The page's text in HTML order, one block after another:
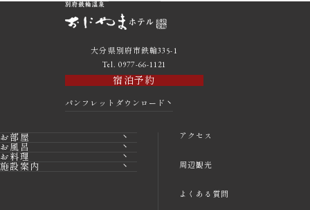
大分県別府市鉄輪335-1
Tel. 0977-66-1121
宿泊予約
パンフレットダウンロード
お部屋
お風呂
お料理
施設案内
アクセス
周辺観光
よくある質問